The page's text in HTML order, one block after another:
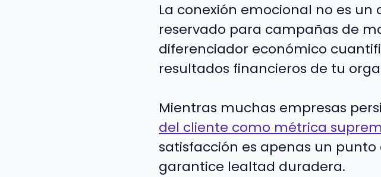
La conexión emocional no es
reservado para campañas de
diferenciador económico
resultados financieros de tu
Mientras muchas empresas
del cliente como métrica
satisfacción es apenas un
garantice lealtad duradera.